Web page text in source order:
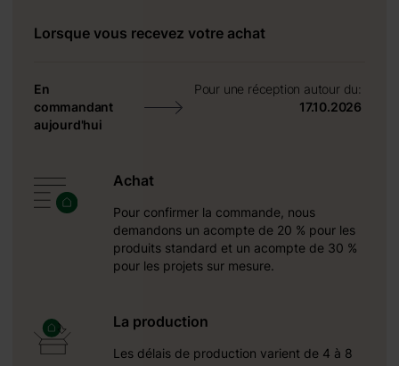
Lorsque vous recevez votre achat
En
commandant
aujourd'hui
Pour une réception autour du:
17.10.2026
Achat
Pour confirmer la commande, nous
demandons un acompte de 20 % pour les
produits standard et un acompte de 30 %
pour les projets sur mesure.
La production
Les délais de production varient de 4 à 8
deux pièces
en admirant le
de vie et aux
avec Helia.